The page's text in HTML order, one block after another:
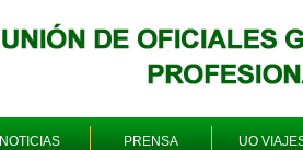
NOTICIAS PRENSA UO